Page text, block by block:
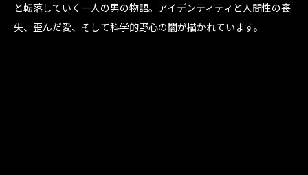
と転落していく一人の男の物語。アイデンティティと人間性の喪
失、歪んだ愛、そして科学的野心の闇が描かれています。